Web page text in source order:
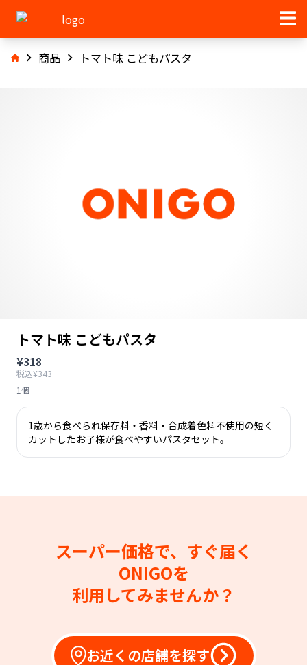
商品 トマト味 こどもパスタ
トマト味 こどもパスタ
¥318
税込¥343
1個
1歳から食べられ保存料・香料・合成着色料不使用の短く
カットしたお子様が食べやすいパスタセット。
スーパー価格で、すぐ届く
ONIGOを
利用してみませんか？
お近くの店舗を探す